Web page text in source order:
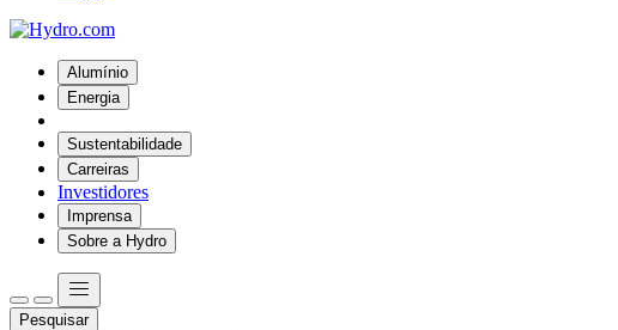
Alumínio
Energia
Sustentabilidade
Carreiras
Investidores
Imprensa
Sobre a Hydro
Pesquisar